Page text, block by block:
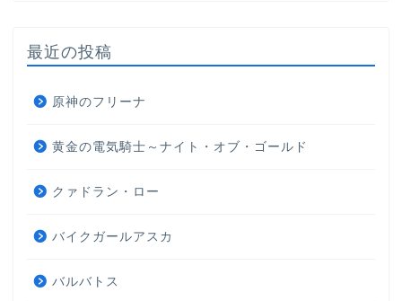
最近の投稿
原神のフリーナ
黄金の電気騎士～ナイト・オブ・ゴールド
クァドラン・ロー
バイクガールアスカ
バルバトス